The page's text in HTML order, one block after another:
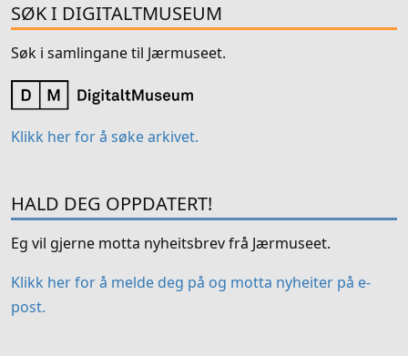
SØK I DIGITALTMUSEUM
Søk i samlingane til Jærmuseet.
Klikk her for å søke arkivet.
HALD DEG OPPDATERT!
Eg vil gjerne motta nyheitsbrev frå Jærmuseet.
Klikk her for å melde deg på og motta nyheiter på e-
post.